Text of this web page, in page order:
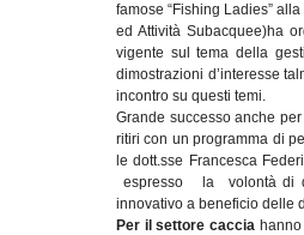
famose “Fishing Ladies”
ed Attività Subacquee)ha
vigente sul tema della
dimostrazioni d’interesse
incontro su questi temi.
Grande successo anche
ritiri con un programma di
le dott.sse Francesca
espresso la volontà di
innovativo a beneficio delle
Per il settore caccia